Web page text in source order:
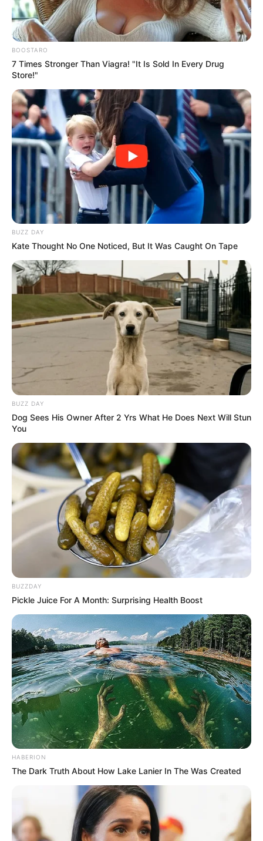
BOOSTARO
7 Times Stronger Than Viagra! "It Is Sold In Every Drug
Store!"
BUZZ DAY
Kate Thought No One Noticed, But It Was Caught On Tape
BUZZ DAY
Dog Sees His Owner After 2 Yrs What He Does Next Will Stun
You
BUZZDAY
Pickle Juice For A Month: Surprising Health Boost
HABERION
The Dark Truth About How Lake Lanier In The Was Created